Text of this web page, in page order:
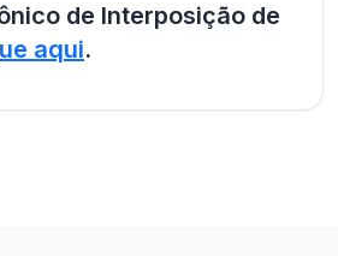
de Interposição de
aqui.